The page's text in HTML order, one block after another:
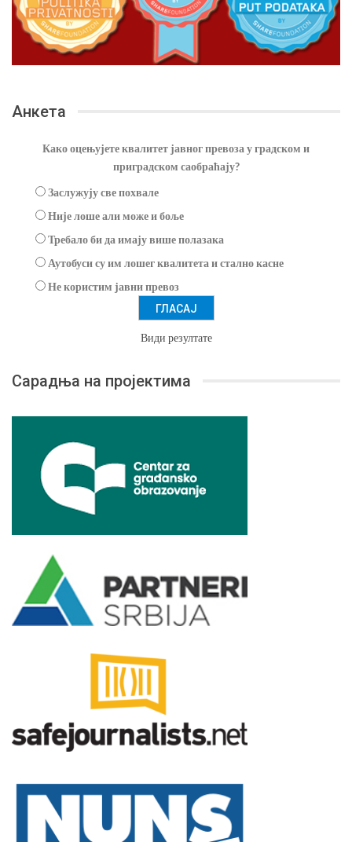
Анкета
Како оцењујете квалитет јавног превоза у градском и
приградском саобраћају?
Заслужују све похвале
Није лоше али може и боље
Требало би да имају више полазака
Аутобуси су им лошег квалитета и стално касне
Не користим јавни превоз
Види резултате
Сарадња на пројектима